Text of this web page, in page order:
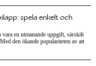
spela enkelt och
en utmanande uppgift, särskilt
den ökande populariteten av att